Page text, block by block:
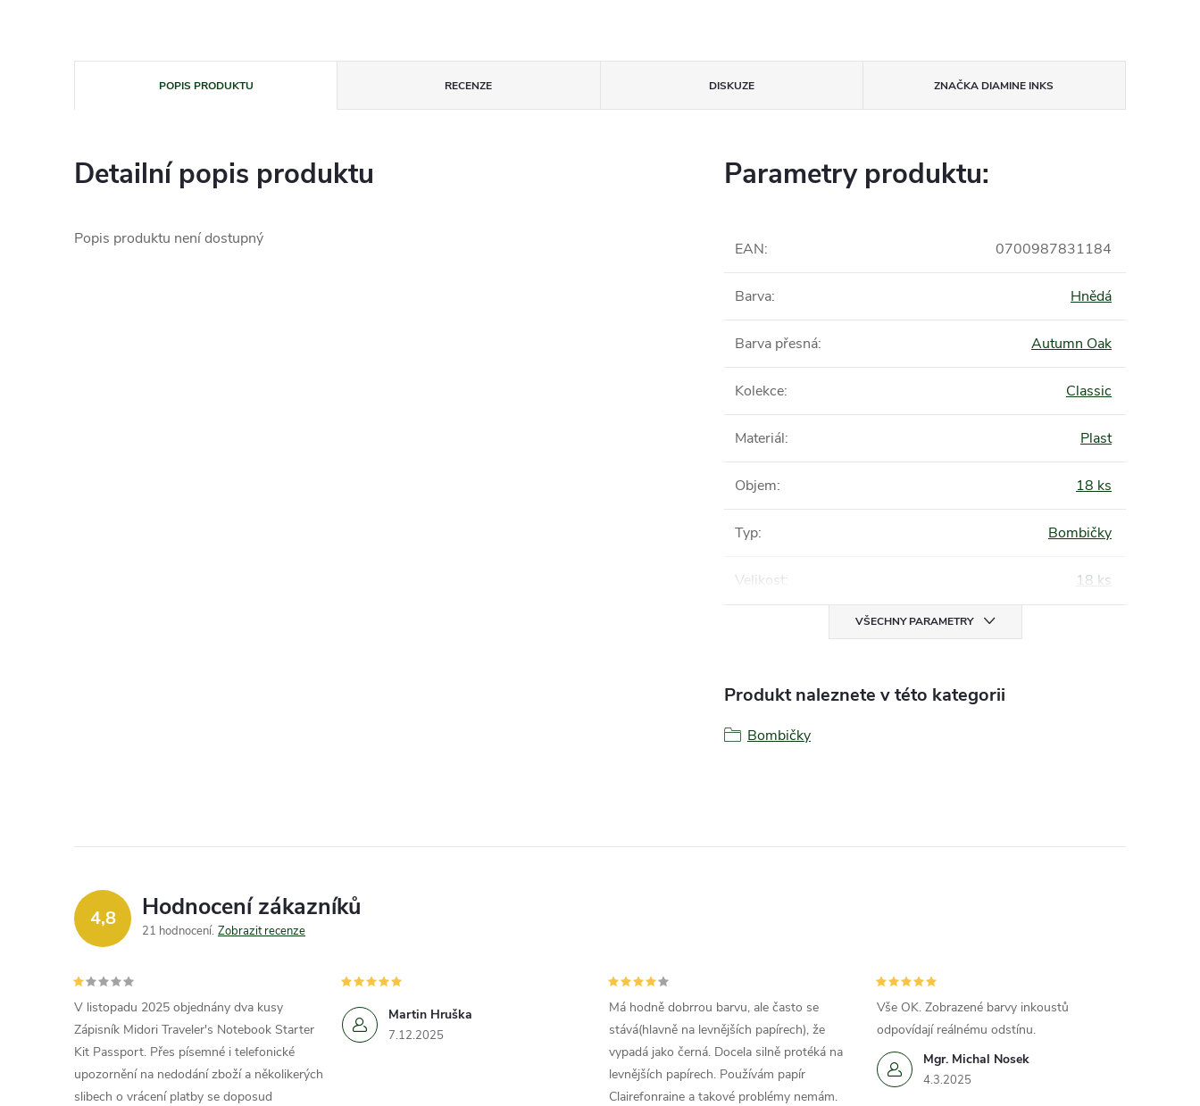
POPIS PRODUKTU RECENZE DISKUZE ZNAČKA DIAMINE INKS
Detailní popis produktu
Popis produktu není dostupný
Parametry produktu:
EAN: 0700987831184
Barva: Hnědá
Barva přesná: Autumn Oak
Kolekce: Classic
Materiál: Plast
Objem: 18 ks
Typ: Bombičky
Velikost: 18 ks
VŠECHNY PARAMETRY
Produkt naleznete v této kategorii
Bombičky
4,8 Hodnocení zákazníků
21 hodnocení Zobrazit recenze
V listopadu 2025 objednány dva kusy
Zápisník Midori Traveler's Notebook Starter
Kit Passport. Přes písemné i telefonické
upozornění na nedodání zboží a několikerých
slibech o vrácení platby se doposud
Martin Hruška
7.12.2025
Má hodně dobrrou barvu, ale často se
stává(hlavně na levnějších papírech), že
vypadá jako černá. Docela silně protéká na
levnějších papírech. Používám papír
Clairefonraine a takové problémy nemám.
Mgr. Michal Nosek
4.3.2025
Vše OK. Zobrazené barvy inkoustů
odpovídají reálnému odstínu.